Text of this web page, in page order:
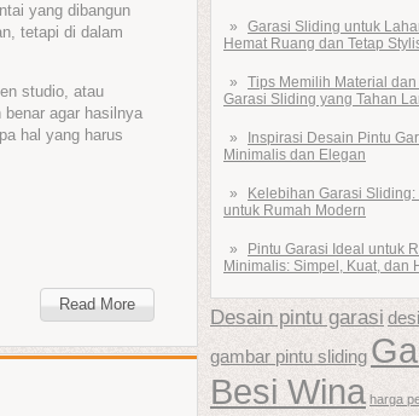
Garasi Sliding untuk
Hemat Ruang dan Tetap
Tips Memilih Material
Garasi Sliding yang Tahan
Inspirasi Desain Pintu
Minimalis dan Elegan
Kelebihan Garasi
untuk Rumah Modern
Pintu Garasi Ideal untuk
Minimalis: Simpel, Kuat, dan
Desain pintu garasi
gambar pintu sliding
Besi Wina harga
yang dibangun
tetapi di dalam
studio, atau
agar hasilnya
hal yang harus
Read More